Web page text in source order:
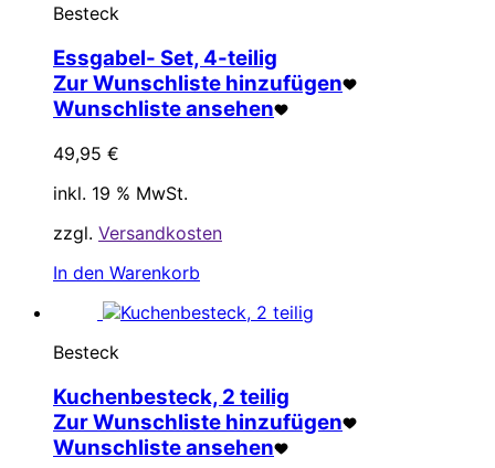
Besteck
Essgabel- Set, 4-teilig
Zur Wunschliste hinzufügen
Wunschliste ansehen
49,95 €
inkl. 19 % MwSt.
zzgl. Versandkosten
In den Warenkorb
Besteck
Kuchenbesteck, 2 teilig
Zur Wunschliste hinzufügen
Wunschliste ansehen